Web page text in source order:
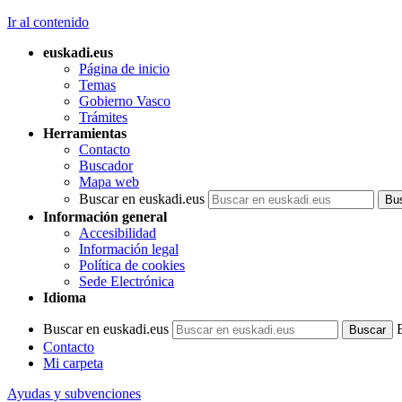
Ir al contenido
euskadi.eus
Página de inicio
Temas
Gobierno Vasco
Trámites
Herramientas
Contacto
Buscador
Mapa web
Buscar en euskadi.eus
Información general
Accesibilidad
Información legal
Política de cookies
Sede Electrónica
Idioma
Buscar en euskadi.eus
Contacto
Mi carpeta
Ayudas y subvenciones